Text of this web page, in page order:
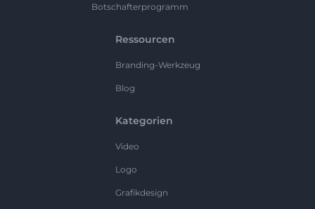
Botschafterprogramm
Ressourcen
Branding-Werkzeug
Blog
Kategorien
Video
Logo
Grafikdesign